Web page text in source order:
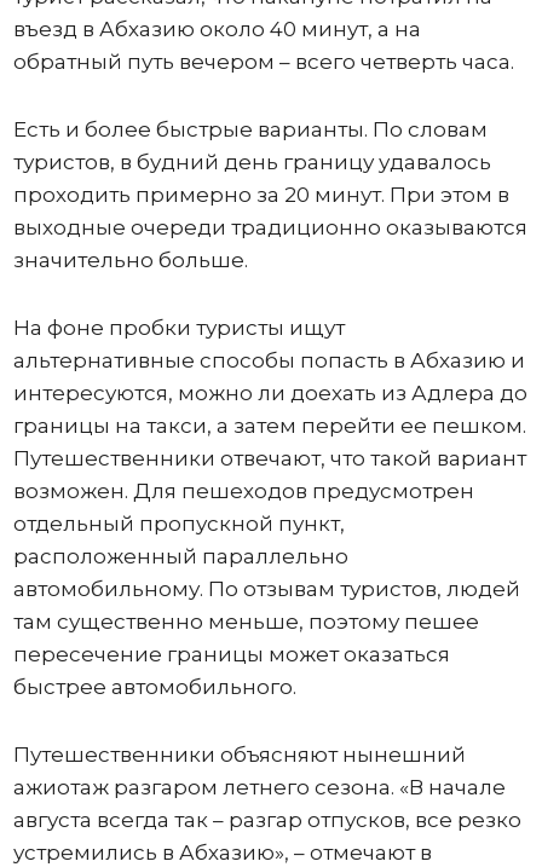
въезд в Абхазию около 40 минут, а на
обратный путь вечером – всего четверть часа.
Есть и более быстрые варианты. По словам
туристов, в будний день границу удавалось
проходить примерно за 20 минут. При этом в
выходные очереди традиционно оказываются
значительно больше.
На фоне пробки туристы ищут
альтернативные способы попасть в Абхазию и
интересуются, можно ли доехать из Адлера до
границы на такси, а затем перейти ее пешком.
Путешественники отвечают, что такой вариант
возможен. Для пешеходов предусмотрен
отдельный пропускной пункт,
расположенный параллельно
автомобильному. По отзывам туристов, людей
там существенно меньше, поэтому пешее
пересечение границы может оказаться
быстрее автомобильного.
Путешественники объясняют нынешний
ажиотаж разгаром летнего сезона. «В начале
августа всегда так – разгар отпусков, все резко
устремились в Абхазию», – отмечают в